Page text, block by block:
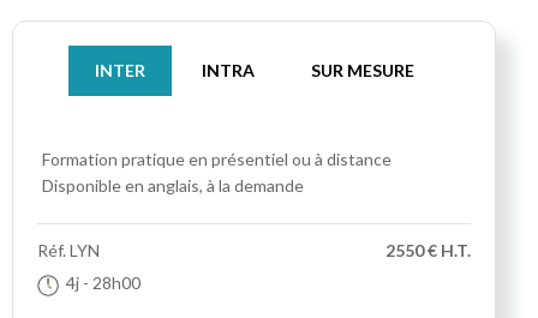
INTER INTRA SUR MESURE
Formation pratique en présentiel ou à distance
Disponible en anglais, à la demande
Réf.LYN
4j - 28h00
2550 € H.T.